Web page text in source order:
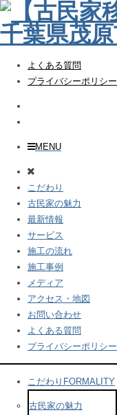
よくある質問
プライバシーポリシー
MENU
こだわり
古民家の魅力
最新情報
サービス
施工の流れ
施工事例
メディア
アクセス・地図
お問い合わせ
よくある質問
プライバシーポリシー
こだわり FORMALITY
古民家の魅力